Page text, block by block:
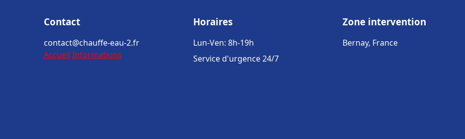
Contact
contact@chauffe-eau-2.fr
Accueil Informations
Horaires
Lun-Ven: 8h-19h
Service d'urgence 24/7
Zone intervention
Bernay, France